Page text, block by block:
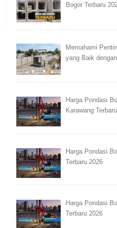
Bogor Terbaru
Memahami
yang Baik
Harga Pondasi
Karawang
Harga Pondasi
Terbaru 2026
Harga Pondasi
Terbaru 2026